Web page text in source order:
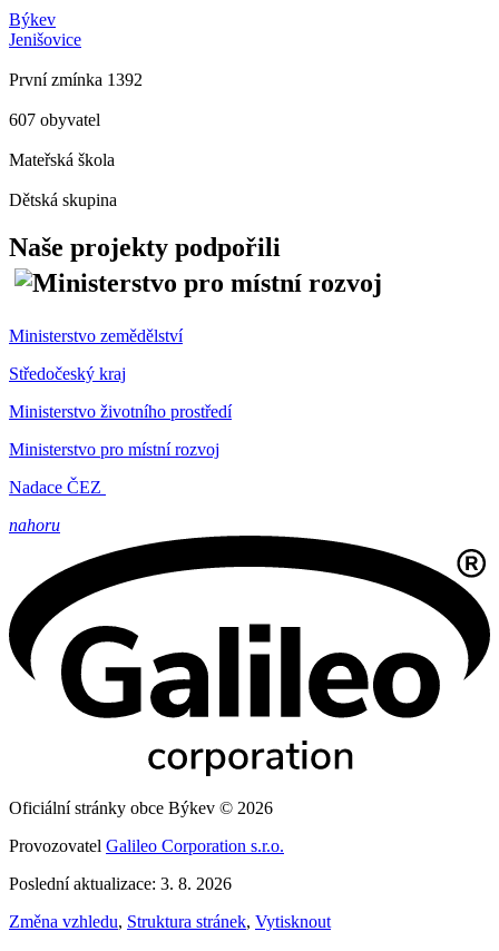
Býkev
Jenišovice
První zmínka 1392
607 obyvatel
Mateřská škola
Dětská skupina
Naše projekty podpořili
Ministerstvo zemědělství
Středočeský kraj
Ministerstvo životního prostředí
Ministerstvo pro místní rozvoj
Nadace ČEZ
nahoru
Oficiální stránky obce Býkev © 2026
Provozovatel Galileo Corporation s.r.o.
Poslední aktualizace: 3. 8. 2026
Změna vzhledu, Struktura stránek, Vytisknout